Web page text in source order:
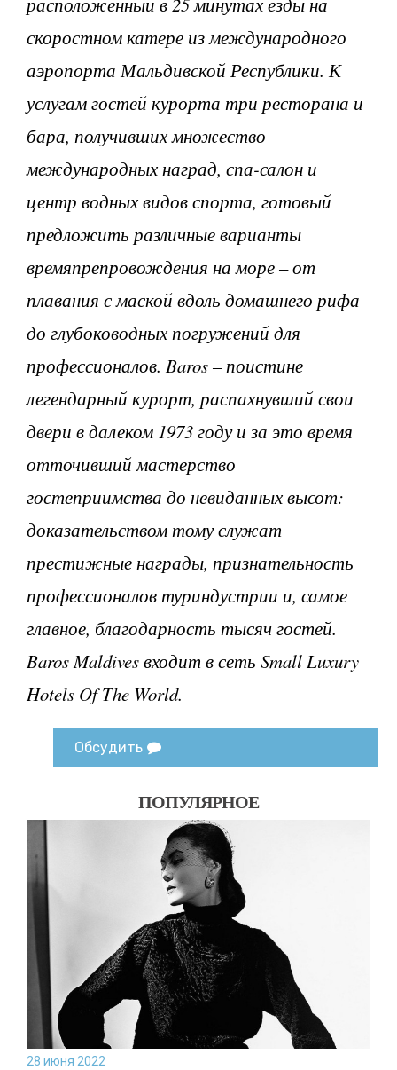
скоростном катере из международного
аэропорта Мальдивской Республики. К
услугам гостей курорта три ресторана и
бара, получивших множество
международных наград, спа-салон и
центр водных видов спорта, готовый
предложить различные варианты
времяпрепровождения на море – от
плавания с маской вдоль домашнего рифа
до глубоководных погружений для
профессионалов. Baros – поистине
легендарный курорт, распахнувший свои
двери в далеком 1973 году и за это время
отточивший мастерство
гостеприимства до невиданных высот:
доказательством тому служат
престижные награды, признательность
профессионалов туриндустрии и, самое
главное, благодарность тысяч гостей.
Baros Maldives входит в сеть Small Luxury
Hotels Of The World.
Обсудить
ПОПУЛЯРНОЕ
28 июня 2022